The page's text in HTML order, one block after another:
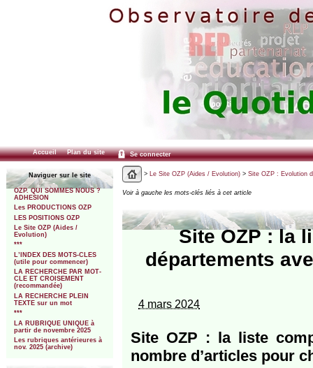
Accueil Plan du site Se connecter
Naviguer sur le site
OZP. QUI SOMMES NOUS ?
ADHESION
Les PRODUCTIONS OZP
LES POSITIONS OZP
Le Site OZP (Aides /
Evolution)
***
L’INDEX DES MOTS-CLES
(utile pour commencer)
LA RECHERCHE PAR MOT-
CLE ET CROISEMENT
(recommandée)
LA RECHERCHE PLEIN
TEXTE sur un mot
***
LA RUBRIQUE UNIQUE à
partir de novembre 2025
Les rubriques antérieures à
nov. 2025 (archive)
> Le Site OZP (Aides / Evolution)> Site OZP : Evolution
Voir à gauche les mots-clés liés à cet article
Site OZP : la
départements
4 mars 2024
Site OZP : la liste
nombre d’articles pour